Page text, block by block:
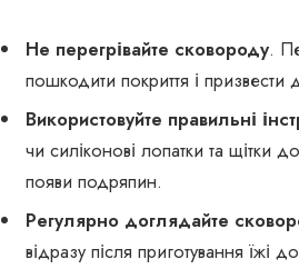
Не перегрівайте сковороду.
пошкодити покриття і призвести
Використовуйте правильні
чи силіконові лопатки та щітки
появи подряпин.
Регулярно доглядайте
відразу після приготування їжі